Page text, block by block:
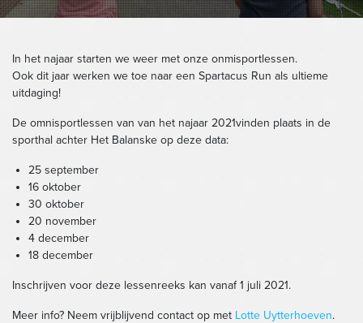
In het najaar starten we weer met onze onmisportlessen.
Ook dit jaar werken we toe naar een Spartacus Run als ultieme
uitdaging!
De omnisportlessen van van het najaar 2021vinden plaats in de
sporthal achter Het Balanske op deze data:
25 september
16 oktober
30 oktober
20 november
4 december
18 december
Inschrijven voor deze lessenreeks kan vanaf 1 juli 2021.
Meer info? Neem vrijblijvend contact op met Lotte Uytterhoeven.